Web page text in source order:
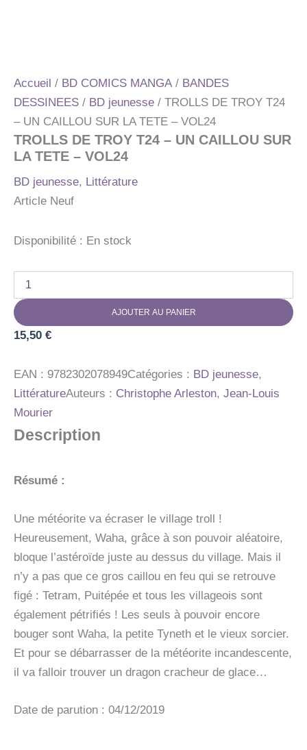
Accueil / BD COMICS MANGA / BANDES
DESSINEES / BD jeunesse / TROLLS DE TROY T24
– UN CAILLOU SUR LA TETE – VOL24
TROLLS DE TROY T24 – UN CAILLOU SUR
LA TETE – VOL24
BD jeunesse, Littérature
Article Neuf
Disponibilité : En stock
TROLLS
DE
TROY
UN
CAILLOU
SUR
LA
TETE
-
AJOUTER AU PANIER
15,50 €
EAN : 9782302078949Catégories : BD jeunesse,
LittératureAuteurs : Christophe Arleston, Jean-Louis
Mourier
Description
Résumé :
Une météorite va écraser le village troll !
Heureusement, Waha, grâce à son pouvoir aléatoire,
bloque l’astéroïde juste au dessus du village. Mais il
n’y a pas que ce gros caillou en feu qui se retrouve
figé : Tetram, Puitépée et tous les villageois sont
également pétrifiés ! Les seuls à pouvoir encore
bouger sont Waha, la petite Tyneth et le vieux sorcier.
Et pour se débarrasser de la météorite incandescente,
il va falloir trouver un dragon cracheur de glace…
Date de parution : 04/12/2019